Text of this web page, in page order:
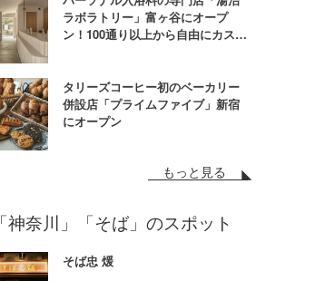
ラボラトリー」富ヶ谷にオープ
ン！100通り以上から自由にカスタ
タリーズコーヒー初のベーカリー
併設店「プライムファイブ」新宿
にオープン
もっと見る
「神奈川」「そば」のスポット
そば忠 煖